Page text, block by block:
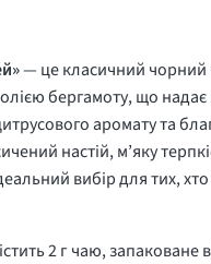
— це класичний чорний
бергамоту, що
аромату та
настій, м’яку
вибір для тих, хто
2 г чаю, запаковане